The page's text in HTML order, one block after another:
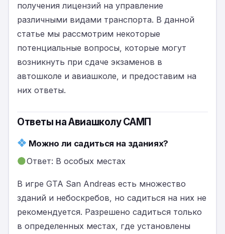
получения лицензий на управление
различными видами транспорта. В данной
статье мы рассмотрим некоторые
потенциальные вопросы, которые могут
возникнуть при сдаче экзаменов в
автошколе и авиашколе, и предоставим на
них ответы.
Ответы на Авиашколу САМП
Можно ли садиться на зданиях?
Ответ: В особых местах
В игре GTA San Andreas есть множество
зданий и небоскребов, но садиться на них не
рекомендуется. Разрешено садиться только
в определенных местах, где установлены